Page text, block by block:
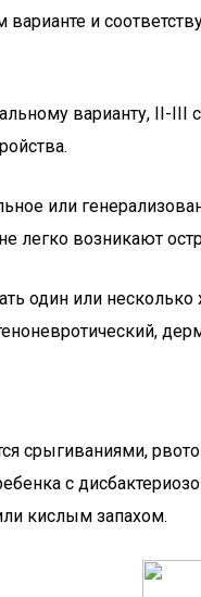
и
варианту,
или
легко возникают
один или
срыгиваниями,
ребенка с
кислым запахом.